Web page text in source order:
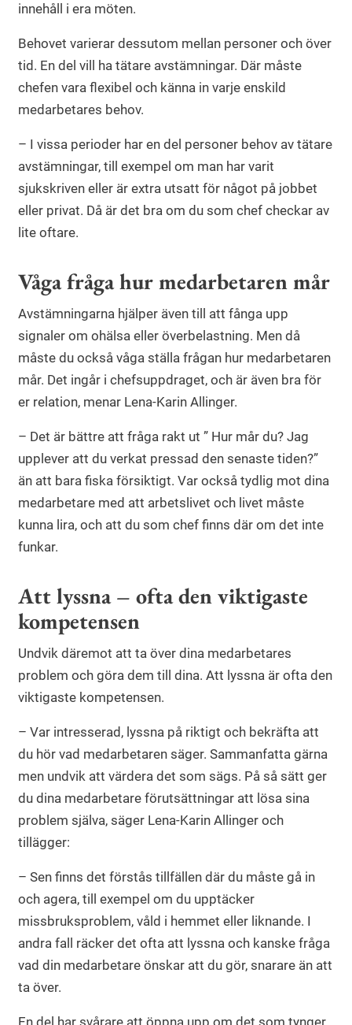
innehåll i era möten.
Behovet varierar dessutom mellan personer och över
tid. En del vill ha tätare avstämningar. Där måste
chefen vara flexibel och känna in varje enskild
medarbetares behov.
– I vissa perioder har en del personer behov av tätare
avstämningar, till exempel om man har varit
sjukskriven eller är extra utsatt för något på jobbet
eller privat. Då är det bra om du som chef checkar av
lite oftare.
Våga fråga hur medarbetaren mår
Avstämningarna hjälper även till att fånga upp
signaler om ohälsa eller överbelastning. Men då
måste du också våga ställa frågan hur medarbetaren
mår. Det ingår i chefsuppdraget, och är även bra för
er relation, menar Lena-Karin Allinger.
– Det är bättre att fråga rakt ut ” Hur mår du? Jag
upplever att du verkat pressad den senaste tiden?”
än att bara fiska försiktigt. Var också tydlig mot dina
medarbetare med att arbetslivet och livet måste
kunna lira, och att du som chef finns där om det inte
funkar.
Att lyssna – ofta den viktigaste
kompetensen
Undvik däremot att ta över dina medarbetares
problem och göra dem till dina. Att lyssna är ofta den
viktigaste kompetensen.
– Var intresserad, lyssna på riktigt och bekräfta att
du hör vad medarbetaren säger. Sammanfatta gärna
men undvik att värdera det som sägs. På så sätt ger
du dina medarbetare förutsättningar att lösa sina
problem själva, säger Lena-Karin Allinger och
tillägger:
– Sen finns det förstås tillfällen där du måste gå in
och agera, till exempel om du upptäcker
missbruksproblem, våld i hemmet eller liknande. I
andra fall räcker det ofta att lyssna och kanske fråga
vad din medarbetare önskar att du gör, snarare än att
ta över.